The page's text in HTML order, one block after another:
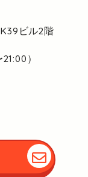
K39ビル2階
）